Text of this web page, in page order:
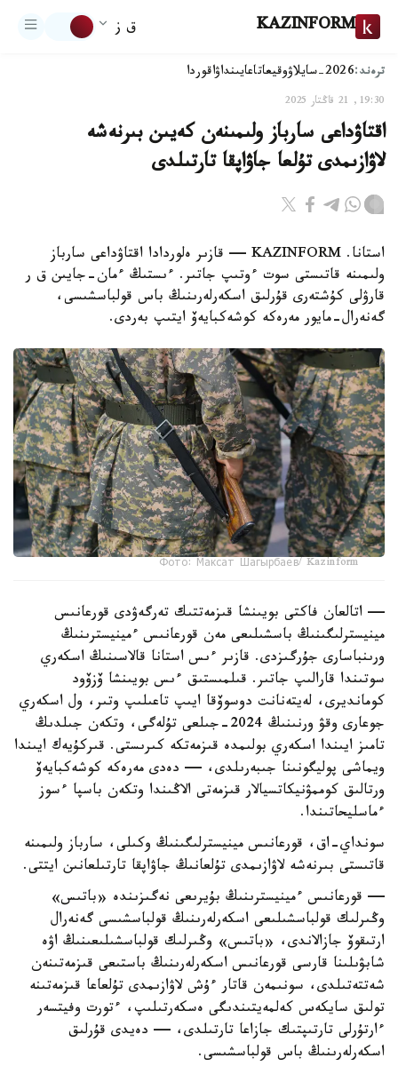
KAZINFORM ق ز
ترەند:2026-سايلاۋ وقيعاتاعايىنداۋاقوردا
19:30, 21 قاڭتار 2025
اقتاۋداعى سارباز ولىمىنەن كەيىن بىرنەشە
لاۋازىمدى تۇلعا جاۋاپقا تارتىلدى
استانا. KAZINFORM — قازىر ەلوردادا اقتاۋداعى سارباز
ولىمىنە قاتىستى سوت ءوتىپ جاتىر. ءىستىڭ ءمان-جايىن ق ر
قارۋلى كۇشتەرى قۇرلىق اسكەرلەرىنىڭ باس قولباسشىسى،
گەنەرال-مايور مەرەكە كوشەكبايەۆ ايتىپ بەردى.
Фото: Максат Шагырбаев/ Kazinform
— اتالعان فاكتى بويىنشا قىزمەتتىك تەرگەۋدى قورعانىس
مينيسترلىگىنىڭ باسشىلىعى مەن قورعانىس ءمينيسترىنىڭ
ورىنباسارى جۇرگىزدى. قازىر ءىس استانا قالاسىنىڭ اسكەري
سوتىندا قارالىپ جاتىر. قىلمىستىق ءىس بويىنشا ۆزۆود
كومانديرى، لەيتەنانت دوسوۆقا ايىپ تاعىلىپ وتىر، ول اسكەري
جوعارى وقۋ ورنىنىڭ 2024-جىلعى تۇلەگى، وتكەن جىلدىڭ
تامىز ايىندا اسكەري بولىمدە قىزمەتكە كىرىستى. قىركۇيەك ايىندا
ويماشى پوليگونىنا جىبەرىلدى، — دەدى مەرەكە كوشەكبايەۆ
ورتالىق كوممۋنيكاتسيالار قىزمەتى الاڭىندا وتكەن باسپا ءسوز
ءماسليحاتىندا.
سونداي-اق، قورعانىس مينيسترلىگىنىڭ وكىلى، سارباز ولىمىنە
قاتىستى بىرنەشە لاۋازىمدى تۇلعانىڭ جاۋاپقا تارتىلعانىن ايتتى.
— قورعانىس ءمينيسترىنىڭ بۇيرىعى نەگىزىندە «باتىس»
وڭىرلىك قولباسشىلىعى اسكەرلەرىنىڭ قولباسشىسى گەنەرال
ارتىقوۆ جازالاندى، «باتىس» وڭىرلىك قولباسشىلىعىنىڭ اۋە
شابۋىلىنا قارسى قورعانىس اسكەرلەرىنىڭ باستىعى قىزمەتىنەن
شەتتەتىلدى، سونىمەن قاتار ءۇش لاۋازىمدى تۇلعاعا قىزمەتىنە
تولىق سايكەس كەلمەيتىندىگى ەسكەرتىلىپ، ءتورت وفيتسەر
ءارتۇرلى تارتىپتىك جازاعا تارتىلدى، — دەيدى قۇرلىق
اسكەرلەرىنىڭ باس قولباسشىسى.